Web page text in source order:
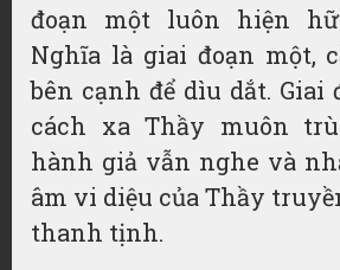
đoạn một luôn hiện
Nghĩa là giai đoạn một,
bên cạnh để dìu dắt. Giai
cách xa Thầy muôn
hành giả vẫn nghe và
âm vi diệu của Thầy
thanh tịnh.